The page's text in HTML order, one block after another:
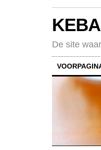
De site